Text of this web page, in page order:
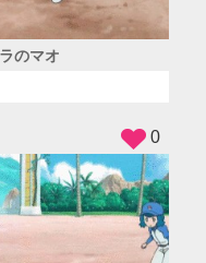
のマオ
0